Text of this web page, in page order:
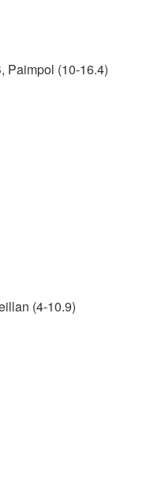
Paimpol (10-16.4)
(4-10.9)